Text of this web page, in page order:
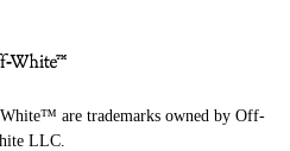
are trademarks owned by Off-
LLC.